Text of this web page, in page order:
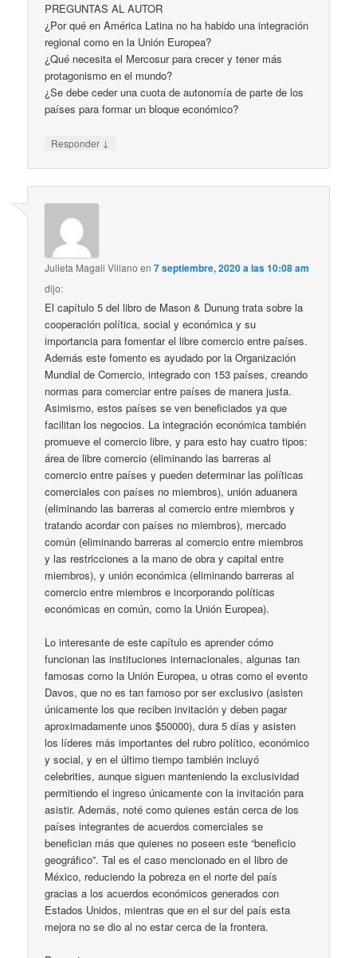
PREGUNTAS AL AUTOR
¿Por qué en América Latina no ha habido una integración
regional como en la Unión Europea?
¿Qué necesita el Mercosur para crecer y tener más
protagonismo en el mundo?
¿Se debe ceder una cuota de autonomía de parte de los
países para formar un bloque económico?
Responder ↓
Julieta Magali Villano en7 septiembre, 2020 a las 10:08 am
dijo:
El capítulo 5 del libro de Mason & Dunung trata sobre la
cooperación política, social y económica y su
importancia para fomentar el libre comercio entre países.
Además este fomento es ayudado por la Organización
Mundial de Comercio, integrado con 153 países, creando
normas para comerciar entre países de manera justa.
Asimismo, estos países se ven beneficiados ya que
facilitan los negocios. La integración económica también
promueve el comercio libre, y para esto hay cuatro tipos:
área de libre comercio (eliminando las barreras al
comercio entre países y pueden determinar las políticas
comerciales con países no miembros), unión aduanera
(eliminando las barreras al comercio entre miembros y
tratando acordar con países no miembros), mercado
común (eliminando barreras al comercio entre miembros
y las restricciones a la mano de obra y capital entre
miembros), y unión económica (eliminando barreras al
comercio entre miembros e incorporando políticas
económicas en común, como la Unión Europea).
Lo interesante de este capítulo es aprender cómo
funcionan las instituciones internacionales, algunas tan
famosas como la Unión Europea, u otras como el evento
Davos, que no es tan famoso por ser exclusivo (asisten
únicamente los que reciben invitación y deben pagar
aproximadamente unos $50000), dura 5 días y asisten
los líderes más importantes del rubro político, económico
y social, y en el último tiempo también incluyó
celebrities, aunque siguen manteniendo la exclusividad
permitiendo el ingreso únicamente con la invitación para
asistir. Además, noté como quienes están cerca de los
países integrantes de acuerdos comerciales se
benefician más que quienes no poseen este “beneficio
geográfico”. Tal es el caso mencionado en el libro de
México, reduciendo la pobreza en el norte del país
gracias a los acuerdos económicos generados con
Estados Unidos, mientras que en el sur del país esta
mejora no se dio al no estar cerca de la frontera.